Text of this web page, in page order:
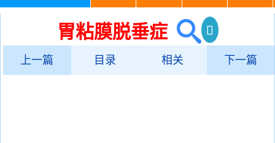
胃粘膜脱垂症
上一篇 目录 相关 下一篇